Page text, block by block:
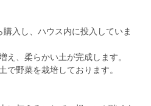
入し、ハウス内に投入していま
え、柔らかい土が完成します。
で野菜を栽培しております。